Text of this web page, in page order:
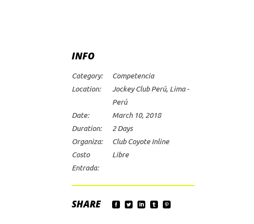
INFO
Category:
Competencia
Location:
Jockey Club Perú, Lima -
Perú
Date:
March 10, 2018
Duration:
2 Days
Organiza:
Club Coyote Inline
Costo
Entrada:
Libre
SHARE